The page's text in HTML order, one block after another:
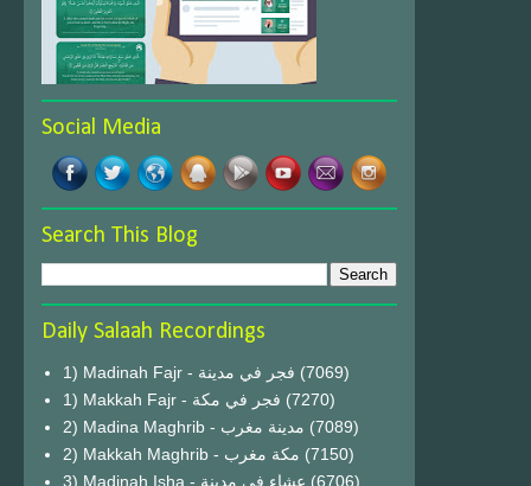
Social Media
Search This Blog
Daily Salaah Recordings
1) Madinah Fajr - فجر في مدينة (7069)
1) Makkah Fajr - فجر في مكة (7270)
2) Madina Maghrib - مدينة مغرب (7089)
2) Makkah Maghrib - مكة مغرب (7150)
3) Madinah Isha - عشاء في مدينة (6706)